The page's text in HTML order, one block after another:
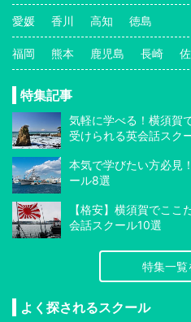
愛媛 香川 高知 徳島
福岡 熊本 鹿児島 長崎
特集記事
気軽に学べる！横須賀
受けられる英会話スク
本気で学びたい方必見
ール8選
【格安】横須賀でこ
会話スクール10選
特集一覧
よく探されるスクール